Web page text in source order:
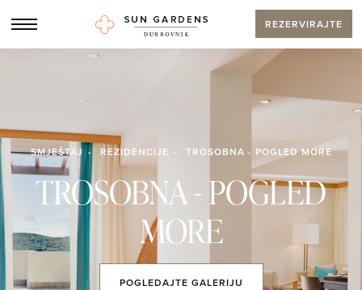
REZERVIRAJTE
SMJEŠTAJ REZIDENCIJE TROSOBNA - POGLED MORE
TROSOBNA - POGLED
MORE
POGLEDAJTE GALERIJU